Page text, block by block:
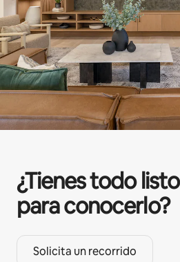
¿Tienes todo listo
para conocerlo?
Solicita un recorrido